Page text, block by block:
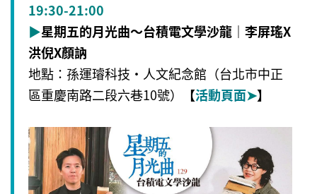
19:30-21:00
▶星期五的月光曲～台積電文學沙龍｜李屏瑤X
洪倪X顏訥
地點：孫運璿科技‧人文紀念館（台北市中正
區重慶南路二段六巷10號）
【活動頁面➤】